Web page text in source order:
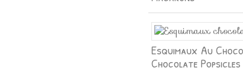
Esquimaux Au
Chocolate Popsicles